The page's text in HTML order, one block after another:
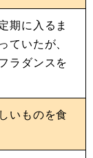
期に入るま
ていたが、
ラダンスを
いものを食